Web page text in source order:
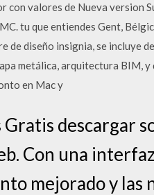
con valores de Nueva
tu que entiendes Gent,
diseño insignia, se incluye
metálica, arquitectura BIM,
en Mac y
descargar
Con una
mejorado y las